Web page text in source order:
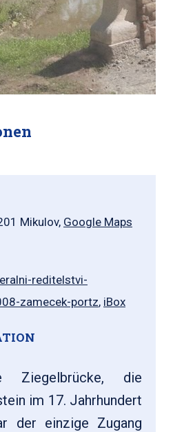
Mikulov, Google Maps
reditelstvi-
zamecek-portz, iBox
Ziegelbrücke, die
im 17. Jahrhundert
der einzige Zugang